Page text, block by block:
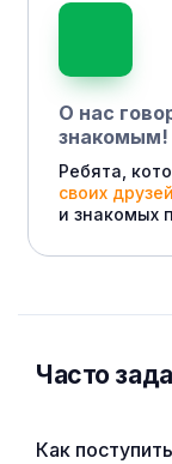
О нас
знакомым!
Ребята,
своих друзей
и знакомых
Часто
Как